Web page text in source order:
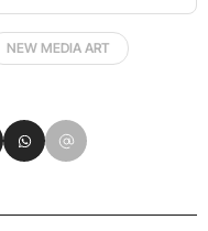
NEW MEDIA ART
LinkedIn
su Pinterest
Condividi su WhatsApp
Condividi su Email